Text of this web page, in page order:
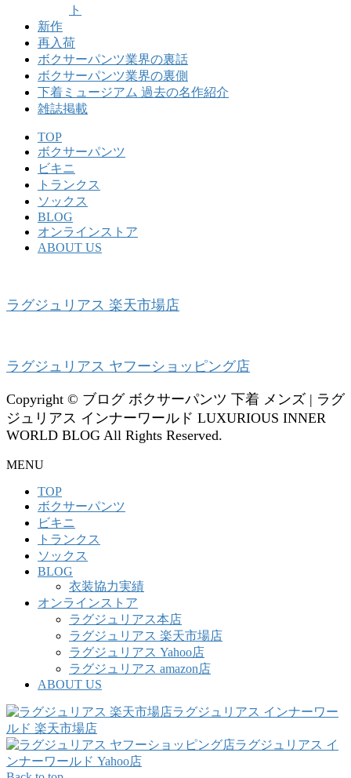
ト
新作
再入荷
ボクサーパンツ業界の裏話
ボクサーパンツ業界の裏側
下着ミュージアム 過去の名作紹介
雑誌掲載
TOP
ボクサーパンツ
ビキニ
トランクス
ソックス
BLOG
オンラインストア
ABOUT US
ラグジュリアス 楽天市場店
ラグジュリアス ヤフーショッピング店
Copyright © ブログ ボクサーパンツ 下着 メンズ | ラグ
ジュリアス インナーワールド LUXURIOUS INNER
WORLD BLOG All Rights Reserved.
MENU
TOP
ボクサーパンツ
ビキニ
トランクス
ソックス
BLOG
衣装協力実績
オンラインストア
ラグジュリアス本店
ラグジュリアス 楽天市場店
ラグジュリアス Yahoo店
ラグジュリアス amazon店
ABOUT US
ラグジュリアス インナーワー
ルド 楽天市場店
ラグジュリアス イ
ンナーワールド Yahoo店